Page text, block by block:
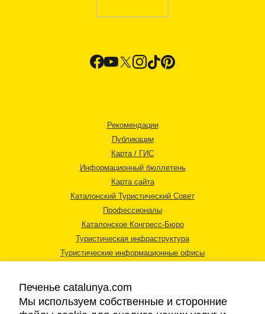
Рекомендации
Публикации
Карта / ГИС
Информационный бюллетень
Карта сайта
Каталонский Туристический Совет
Профессионалы
Каталонское Конгресс-Бюро
Туристическая инфраструктура
Туристические информационные офисы
Печенье catalunya.com
Мы используем собственные и сторонние